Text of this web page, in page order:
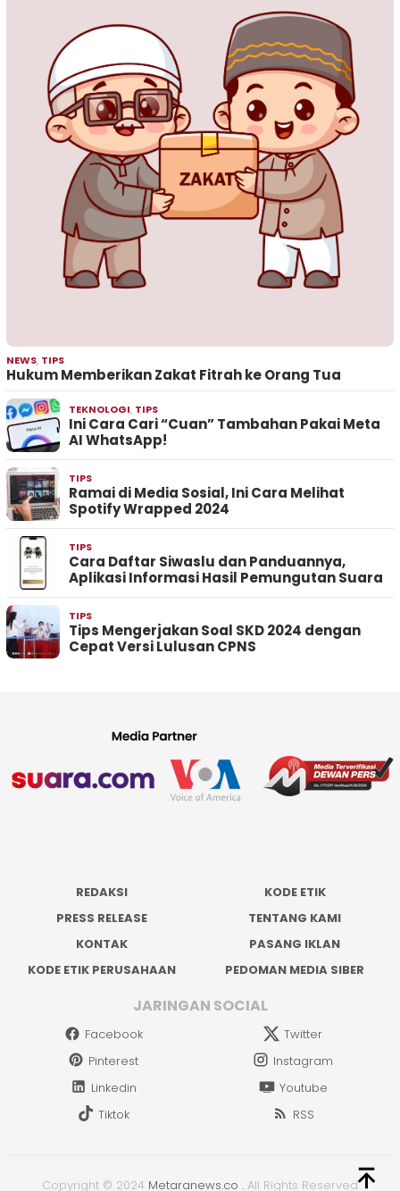
NEWS, TIPS
Hukum Memberikan Zakat Fitrah ke Orang Tua
TEKNOLOGI, TIPS
Ini Cara Cari “Cuan” Tambahan Pakai Meta
AI WhatsApp!
TIPS
Ramai di Media Sosial, Ini Cara Melihat
Spotify Wrapped 2024
TIPS
Cara Daftar Siwaslu dan Panduannya,
Aplikasi Informasi Hasil Pemungutan Suara
TIPS
Tips Mengerjakan Soal SKD 2024 dengan
Cepat Versi Lulusan CPNS
REDAKSI
KODE ETIK
PRESS RELEASE
TENTANG KAMI
KONTAK
PASANG IKLAN
KODE ETIK PERUSAHAAN
PEDOMAN MEDIA SIBER
JARINGAN SOCIAL
Facebook
Twitter
Pinterest
Instagram
Linkedin
Youtube
Tiktok
RSS
Copyright © 2024 Metaranews.co . All Rights Reserved